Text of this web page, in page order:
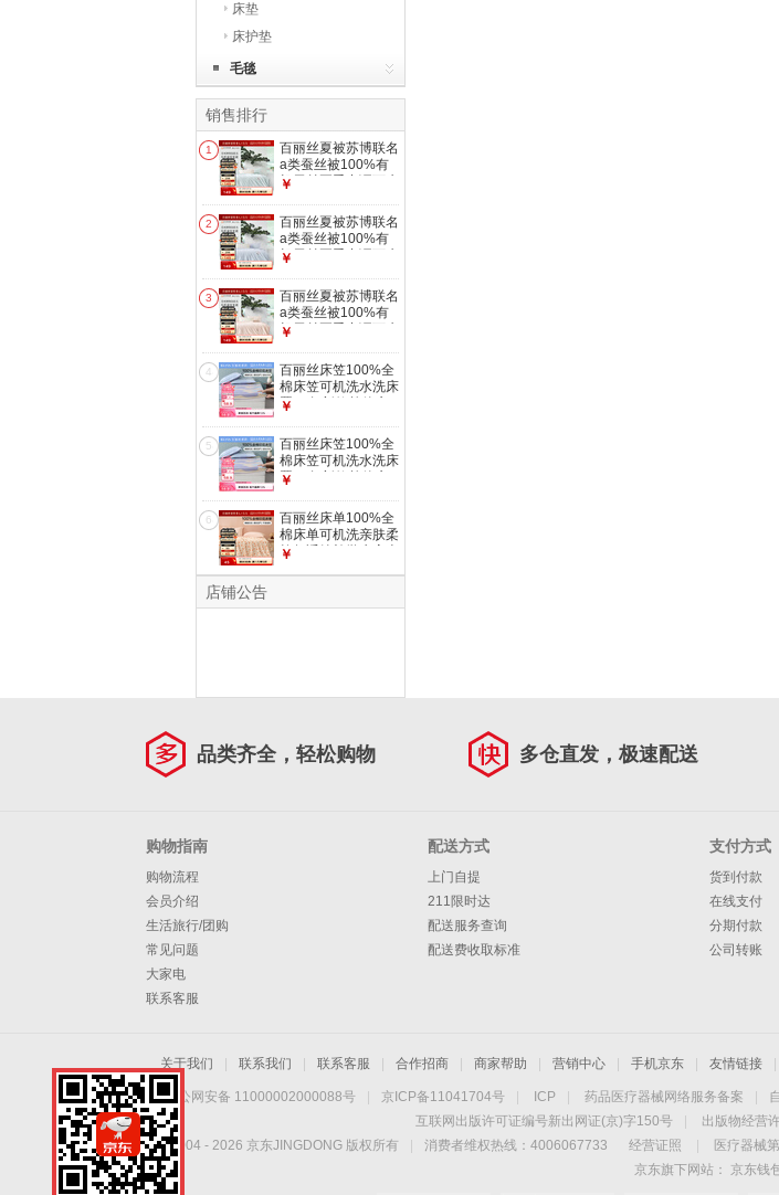
床垫
床护垫
毛毯
销售排行
1
百丽丝夏被苏博联名
a类蚕丝被100%有
机蚕丝夏季空调可水
馆联名+A类抑菌+有
机蚕丝】夏被(浅灰
绿色)
200cm×230cm
￥
2
百丽丝夏被苏博联名
a类蚕丝被100%有
机蚕丝夏季空调可水
馆联名+A类抑菌+有
机蚕丝】夏被(婴儿
蓝) 200cm×230cm
￥
3
百丽丝夏被苏博联名
a类蚕丝被100%有
机蚕丝夏季空调可水
馆联名+A类抑菌+有
机蚕丝】夏被(水晶
粉) 200cm×230cm
￥
4
百丽丝床笠100%全
棉床笠可机洗水洗床
罩25年新款单件床
语全棉印花床笠 ×
150cm*200cm
￥
5
百丽丝床笠100%全
棉床笠可机洗水洗床
罩25年新款单件床
语全棉印花床笠 ×
180cm*200cm
￥
6
百丽丝床单100%全
棉床单可机洗亲肤柔
软舒适纯棉学生宿舍
￥
店铺公告
品类齐全，轻松购物 多仓直发，极速配送
购物指南
购物流程
会员介绍
生活旅行/团购
常见问题
大家电
联系客服
配送方式
上门自提
211限时达
配送服务查询
配送费收取标准
支付方式
货到付款
在线支付
分期付款
公司转账
关于我们 联系我们 联系客服 合作招商 商家帮助 营销中心 手机京东 友情链接
京公网安备 11000002000088号 京ICP备11041704号 ICP 药品医疗器械网络服务备案
互联网出版许可证编号新出网证(京)字150号
出版物经营
Copyright © 2004 - 2026 京东JINGDONG 版权所有 消费者维权热线：4006067733 经营证照 医疗器械
京东旗下网站：
京东钱
手机扫一扫，劲爆优